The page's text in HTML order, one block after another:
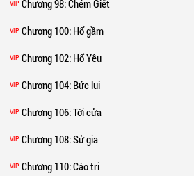
VIP Chương 98: Chém Giết
VIP Chương 100: Hổ gầm
VIP Chương 102: Hổ Yêu
VIP Chương 104: Bức lui
VIP Chương 106: Tới cửa
VIP Chương 108: Sử gia
VIP Chương 110: Cáo tri